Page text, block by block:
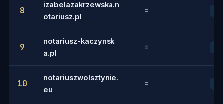
8
izabelazakrzewska.n
otariusz.pl
=
9
notariusz-kaczynsk
a.pl
=
10
notariuszwolsztynie.
eu
=